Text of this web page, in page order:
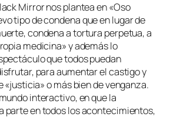
Mirror nos plantea en «Oso
tipo de condena que en lugar de
condena a tortura perpetua, a
medicina» y además lo
que todos puedan
para aumentar el castigo y
«justicia» o más bien de venganza.
interactivo, en que la
parte en todos los acontecimientos,